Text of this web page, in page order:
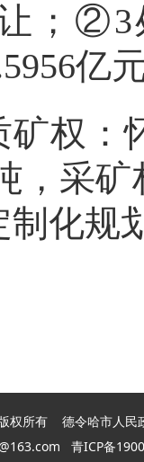
； ②3
亿
矿权：
，采矿
化规
权所有 德令哈市人
青ICP备